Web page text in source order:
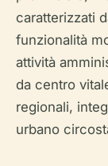
caratterizzati
funzionalità
attività
da centro
regionali,
urbano